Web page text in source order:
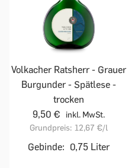
Volkacher Ratsherr - Grauer
Burgunder - Spätlese -
trocken
9,50 €
inkl. MwSt.
Grundpreis: 12,67 €/l
Gebinde: 0,75 Liter